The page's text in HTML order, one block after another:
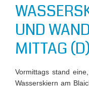
UND
MITTAG (D)
Vormittags stand
Wasserskiern am